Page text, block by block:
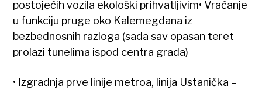
postojećih vozila ekološki prihvatljivim• Vraćanje
u funkciju pruge oko Kalemegdana iz
bezbednosnih razloga (sada sav opasan teret
prolazi tunelima ispod centra grada)
• Izgradnja prve linije metroa, linija Ustanička –